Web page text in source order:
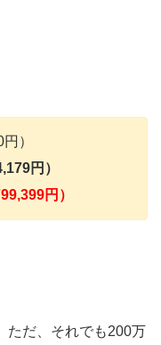
）
円）
円）
ただ、それでも200万